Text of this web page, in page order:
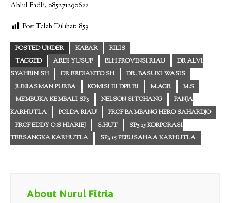
Ahlul Fadli, 085271290622
Post Telah Dilihat: 853
POSTED UNDER KABAR
RILIS
TAGGED
ARDI YUSUF BLH PROVINSI RIAU
DR ALVI
SYAHRIN SH
DR ERDIANTO SH
DR. BASUKI WASIS
JUNIASMAN PURBA
KOMISI III DPR RI M.AGR
M.S
MEMBUKA KEMBALI SP3
NELSON SITOHANG
PANJA
KARHUTLA
POLDA RIAU
PROF BAMBANG HERO SAHARDJO
PROF EDDY O.S HIARIEJ
S.HUT
SP3 15 KORPORASI
TERSANGKA KARHUTLA
SP3 15 PERUSAHAA KARHUTLA
About Nurul Fitria